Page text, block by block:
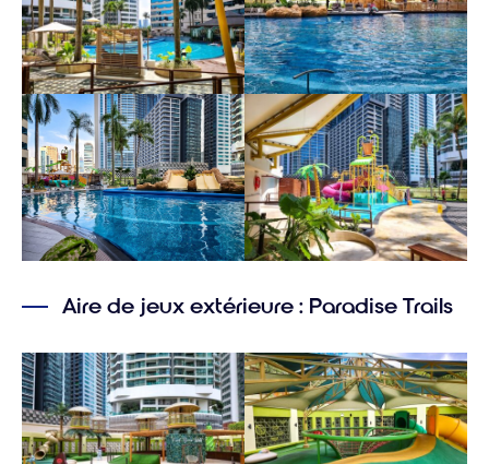
Aire de jeux extérieure : Paradise Trails